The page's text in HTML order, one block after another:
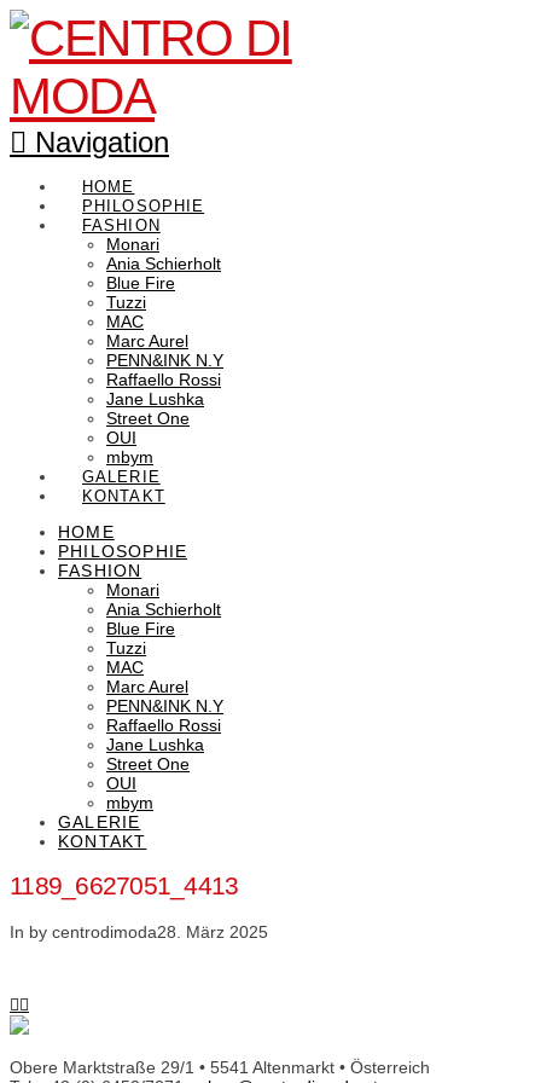
Navigation
HOME
PHILOSOPHIE
FASHION
Monari
Ania Schierholt
Blue Fire
Tuzzi
MAC
Marc Aurel
PENN&INK N.Y
Raffaello Rossi
Jane Lushka
Street One
OUI
mbym
GALERIE
KONTAKT
HOME
PHILOSOPHIE
FASHION
Monari
Ania Schierholt
Blue Fire
Tuzzi
MAC
Marc Aurel
PENN&INK N.Y
Raffaello Rossi
Jane Lushka
Street One
OUI
mbym
GALERIE
KONTAKT
1189_6627051_4413
In by centrodimoda28. März 2025
Obere Marktstraße 29/1 • 5541 Altenmarkt • Österreich